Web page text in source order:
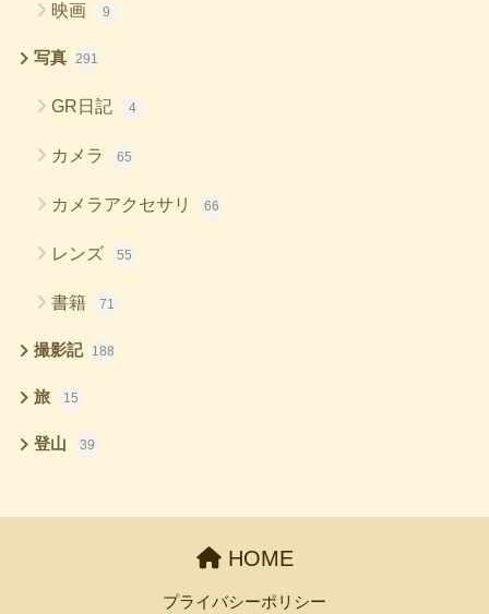
映画 9
写真 291
GR日記 4
カメラ 65
カメラアクセサリ 66
レンズ 55
書籍 71
撮影記 188
旅 15
登山 39
HOME
プライバシーポリシー